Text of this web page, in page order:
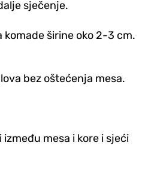
sječenje.
širine oko 2-3 cm.
bez oštećenja mesa.
mesa i kore i sjeći